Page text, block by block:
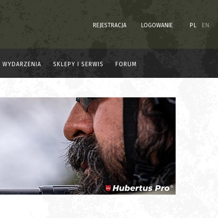
REJESTRACJA LOGOWANIE PL EN
WYDARZENIA SKLEPY I SERWIS FORUM